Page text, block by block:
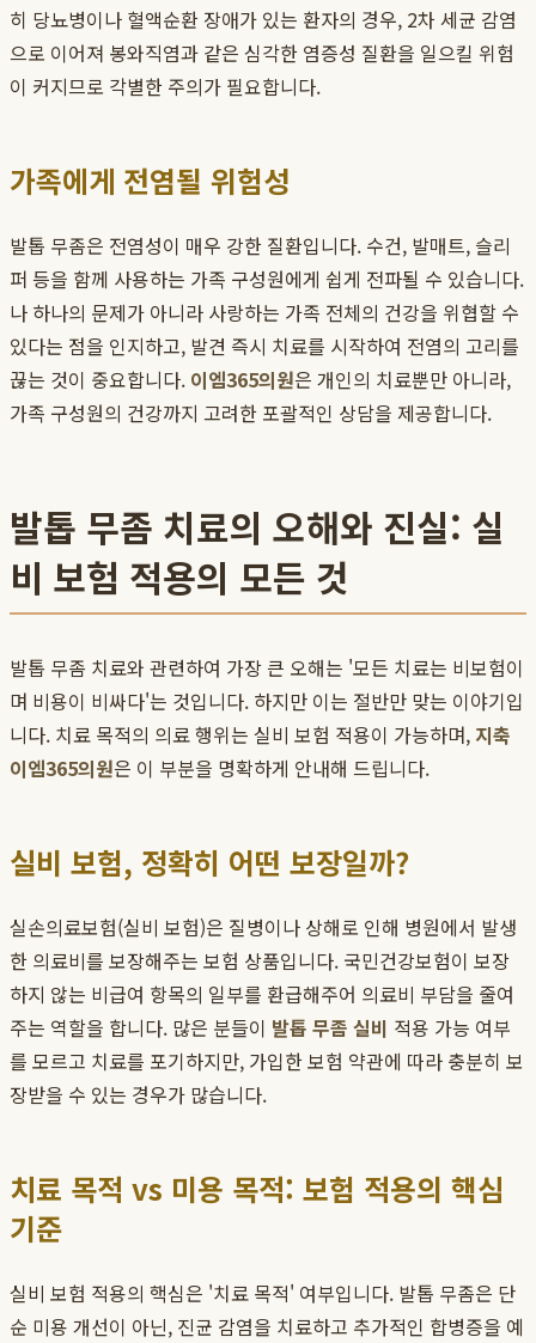
히 당뇨병이나 혈액순환 장애가 있는 환자의 경우, 2차 세균 감염
으로 이어져 봉와직염과 같은 심각한 염증성 질환을 일으킬 위험
이 커지므로 각별한 주의가 필요합니다.
가족에게 전염될 위험성
발톱 무좀은 전염성이 매우 강한 질환입니다. 수건, 발매트, 슬리
퍼 등을 함께 사용하는 가족 구성원에게 쉽게 전파될 수 있습니다.
나 하나의 문제가 아니라 사랑하는 가족 전체의 건강을 위협할 수
있다는 점을 인지하고, 발견 즉시 치료를 시작하여 전염의 고리를
끊는 것이 중요합니다. 이엠365의원은 개인의 치료뿐만 아니라,
가족 구성원의 건강까지 고려한 포괄적인 상담을 제공합니다.
발톱 무좀 치료의 오해와 진실: 실
비 보험 적용의 모든 것
발톱 무좀 치료와 관련하여 가장 큰 오해는 '모든 치료는 비보험이
며 비용이 비싸다'는 것입니다. 하지만 이는 절반만 맞는 이야기입
니다. 치료 목적의 의료 행위는 실비 보험 적용이 가능하며, 지축
이엠365의원은 이 부분을 명확하게 안내해 드립니다.
실비 보험, 정확히 어떤 보장일까?
실손의료보험(실비 보험)은 질병이나 상해로 인해 병원에서 발생
한 의료비를 보장해주는 보험 상품입니다. 국민건강보험이 보장
하지 않는 비급여 항목의 일부를 환급해주어 의료비 부담을 줄여
주는 역할을 합니다. 많은 분들이 발톱 무좀 실비 적용 가능 여부
를 모르고 치료를 포기하지만, 가입한 보험 약관에 따라 충분히 보
장받을 수 있는 경우가 많습니다.
치료 목적 vs 미용 목적: 보험 적용의 핵심
기준
실비 보험 적용의 핵심은 '치료 목적' 여부입니다. 발톱 무좀은 단
순 미용 개선이 아닌, 진균 감염을 치료하고 추가적인 합병증을 예